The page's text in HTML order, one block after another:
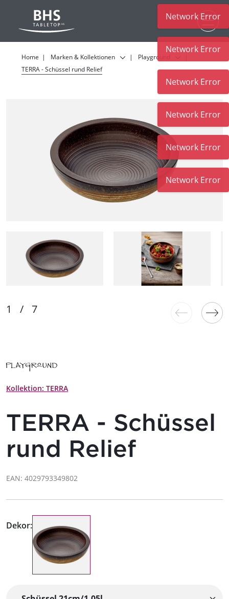
Home Marken & Kollektionen
Playground
TERRA - Schüssel rund Relief
Kollektion: TERRA
TERRA - Schüssel
rund Relief
EAN: 4029793349802
Dekor:
Network Error
Network Error
Network Error
Network Error
Network Error
Network Error